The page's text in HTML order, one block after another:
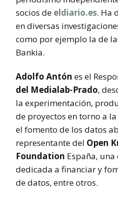
socios de eldiario.es. Ha
en diversas
como por ejemplo la de
Bankia.
Adolfo Antón es el
del Medialab-Prado,
la experimentación,
de proyectos en torno a
el fomento de los datos
representante del Open
Foundation España,
dedicada a financiar y
de datos, entre otros.